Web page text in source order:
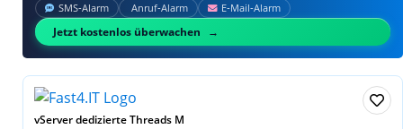
SMS‑Alarm Anruf‑Alarm E‑Mail‑Alarm
Jetzt kostenlos überwachen
vServer dedizierte Threads M